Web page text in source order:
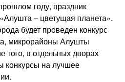
году, праздник
– цветущая планета».
будет проведен конкурс
микрорайоны Алушты
того, в отдельных дворах
конкурсы на лучшее